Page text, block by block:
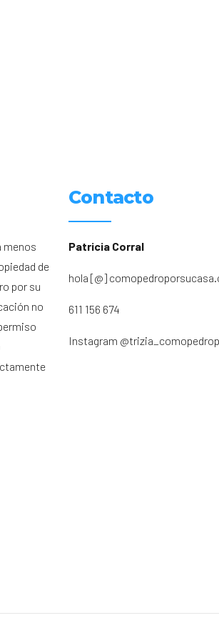
menos
de
por su
no
Contacto
Patricia Corral
hola [@]
611 156 674
Instagram